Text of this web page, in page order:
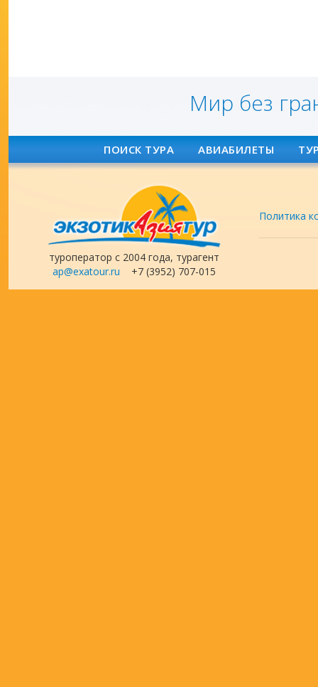
Мир без
ПОИСК ТУРА АВИАБИЛЕТЫ
туроператор с 2004 года, турагент
ap@exatour.ru +7 (3952) 707-015
Политика